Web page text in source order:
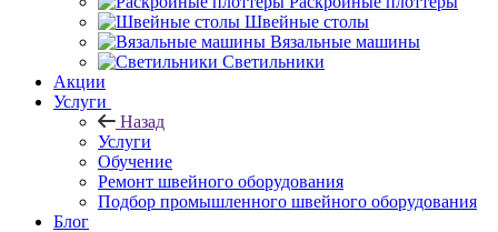
Швейные столы
Вязальные машины
Светильники
Акции
Услуги
Назад
Услуги
Обучение
Ремонт швейного оборудования
Подбор промышленного швейного оборудования
Блог